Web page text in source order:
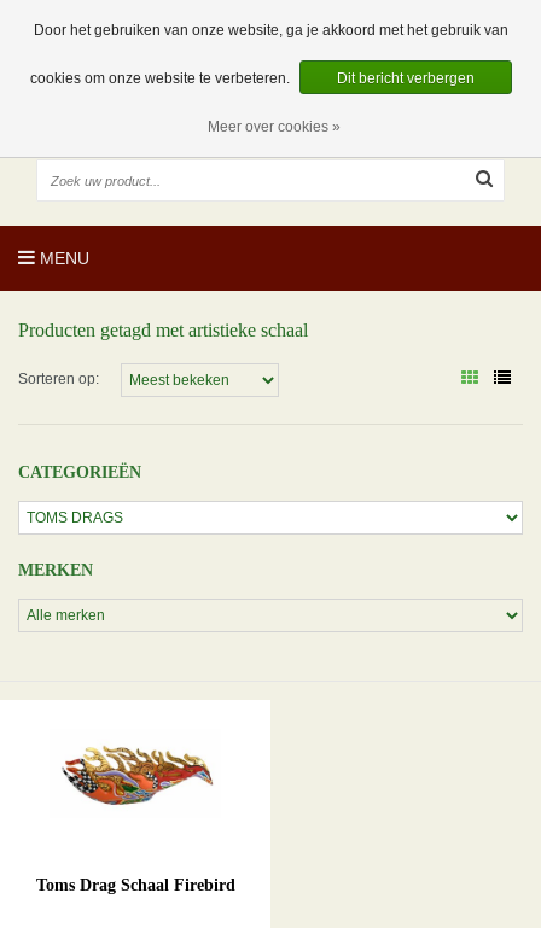
0 Artikelen
NL
EUR
MENU
Producten getagd met artistieke schaal
Sorteren op:
CATEGORIEËN
MERKEN
Toms Drag Schaal Firebird
Door het gebruiken van onze website, ga je akkoord met het gebruik van
cookies om onze website te verbeteren. Dit bericht verbergen
Meer over cookies »